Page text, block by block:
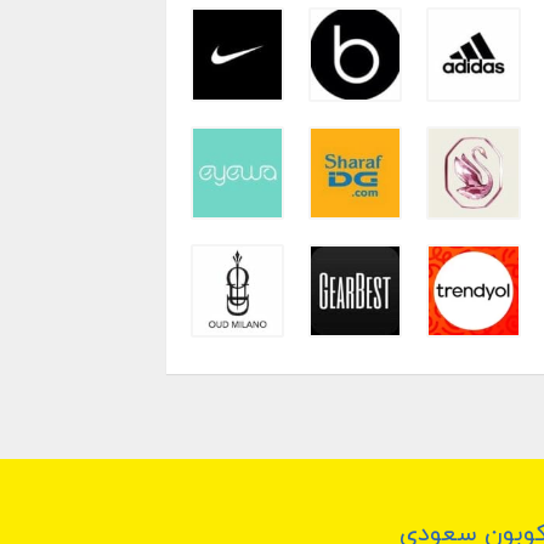
سعودي